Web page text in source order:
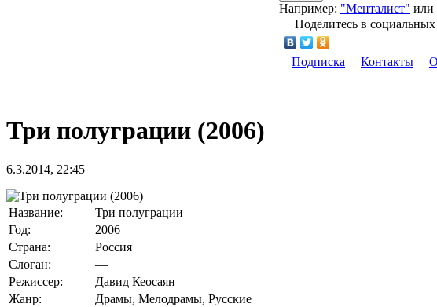
Например: "Менталист" или
Поделитесь в социальных
Подписка Контакты
Три полуграции (2006)
6.3.2014, 22:45
Название:
Три полуграции
Год:
2006
Страна:
Россия
Слоган:
—
Режиссер:
Давид Кеосаян
Жанр:
Драмы, Мелодрамы, Русские